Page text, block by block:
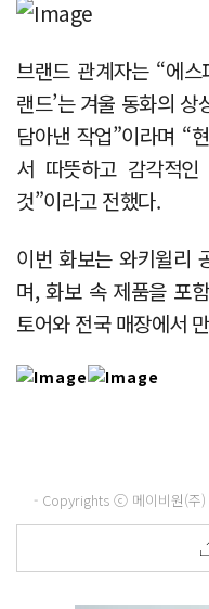
브랜드 관계자는 “에
랜드’는 겨울 동화의
담아낸 작업”이라며 “
서 따뜻하고 감각적
것”이라고 전했다.
이번 화보는 와키윌리
며, 화보 속 제품을 포
토어와 전국 매장에서
- Copyrights ⓒ 메이비원(주)